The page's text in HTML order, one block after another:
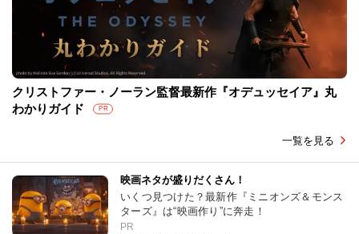
クリストファー・ノーラン監督最新作『オデュッセイア』丸
わかりガイド
PR
一覧を見る
映画ネタが盛りだくさん！
いくつ見つけた？最新作『ミニオンズ＆モンス
ターズ』は“映画作り”に奔走！
PR